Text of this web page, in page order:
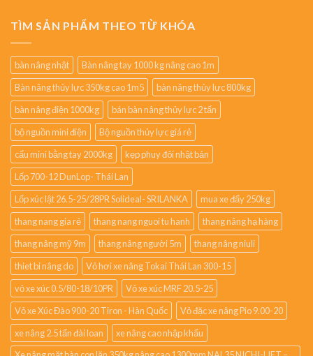
TÌM SẢN PHẨM THEO TỪ KHÓA
bàn nâng nhật
Bàn nâng tay 1000 kg nâng cao 1m
Bàn nâng thủy lực 350kg cao 1m5
bàn nâng thủy lực 800kg
bàn nâng điện 1000kg
bán bàn nâng thủy lực 2 tấn
bộ nguồn mini điện
Bộ nguồn thủy lực giá rẻ
cẩu mini bằng tay 2000kg
kẹp phuy đôi nhật bản
Lốp 700-12 DunLop- Thái Lan
Lốp xúc lật 26.5-25/28PR Solideal- SRILANKA
mua xe đẩy 250kg
thang nang gia rẻ
thang nang nguoi tu hanh
thang nâng hạ hàng
thang nâng mỹ 9m
thang nâng người 5m
thang nâng niuli
thiet bi nâng do
Vỏ hơi xe nâng Tokai Thái Lan 300-15
vỏ xe xúc 0.5/80-18/10PR
Vỏ xe xúc MRF 20.5-25
Vỏ xe Xúc Đào 900-20 Tiron - Hàn Quốc
Vỏ đặc xe nâng Pio 9.00-20
xe nâng 2.5 tấn đài loan
xe nâng cao nhập khẩu